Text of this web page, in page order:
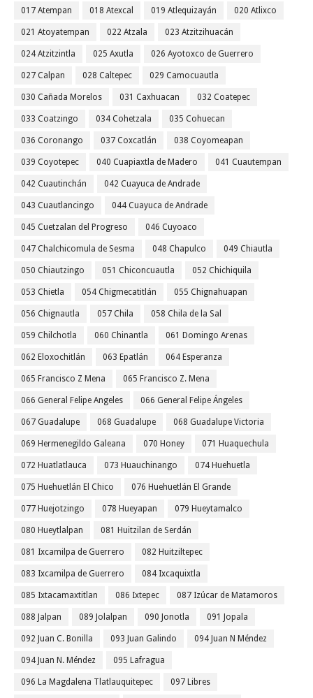
017 Atempan 018 Atexcal 019 Atlequizayán 020 Atlixco
021 Atoyatempan 022 Atzala 023 Atzitzihuacán
024 Atzitzintla 025 Axutla 026 Ayotoxco de Guerrero
027 Calpan 028 Caltepec 029 Camocuautla
030 Cañada Morelos 031 Caxhuacan 032 Coatepec
033 Coatzingo 034 Cohetzala 035 Cohuecan
036 Coronango 037 Coxcatlán 038 Coyomeapan
039 Coyotepec 040 Cuapiaxtla de Madero 041 Cuautempan
042 Cuautinchán 042 Cuayuca de Andrade
043 Cuautlancingo 044 Cuayuca de Andrade
045 Cuetzalan del Progreso 046 Cuyoaco
047 Chalchicomula de Sesma 048 Chapulco 049 Chiautla
050 Chiautzingo 051 Chiconcuautla 052 Chichiquila
053 Chietla 054 Chigmecatitlán 055 Chignahuapan
056 Chignautla 057 Chila 058 Chila de la Sal
059 Chilchotla 060 Chinantla 061 Domingo Arenas
062 Eloxochitlán 063 Epatlán 064 Esperanza
065 Francisco Z Mena 065 Francisco Z. Mena
066 General Felipe Angeles 066 General Felipe Ángeles
067 Guadalupe 068 Guadalupe 068 Guadalupe Victoria
069 Hermenegildo Galeana 070 Honey 071 Huaquechula
072 Huatlatlauca 073 Huauchinango 074 Huehuetla
075 Huehuetlán El Chico 076 Huehuetlán El Grande
077 Huejotzingo 078 Hueyapan 079 Hueytamalco
080 Hueytlalpan 081 Huitzilan de Serdán
081 Ixcamilpa de Guerrero 082 Huitziltepec
083 Ixcamilpa de Guerrero 084 Ixcaquixtla
085 Ixtacamaxtitlan 086 Ixtepec 087 Izúcar de Matamoros
088 Jalpan 089 Jolalpan 090 Jonotla 091 Jopala
092 Juan C. Bonilla 093 Juan Galindo 094 Juan N Méndez
094 Juan N. Méndez 095 Lafragua
096 La Magdalena Tlatlauquitepec 097 Libres